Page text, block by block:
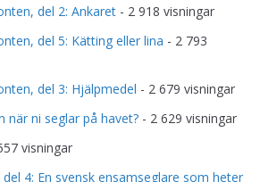
del 2: Ankaret - 2 918 visningar
del 5: Kätting eller lina - 2 793
del 3: Hjälpmedel - 2 679 visningar
när ni seglar på havet? - 2 629 visningar
visningar
4; En svensk ensamseglare som heter